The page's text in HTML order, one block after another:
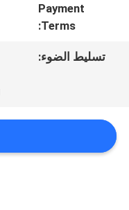
اتصل
أخبار
Payment
Terms:
تسليط الضوء: